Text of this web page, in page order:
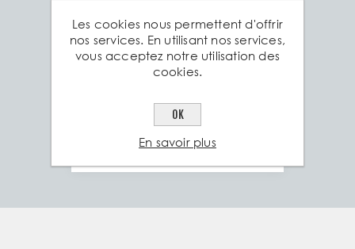
brise-vents, garde-corps,
tuyaux, et structures.
• Industrie automobile :
et de pièces de châssis pour
des véhicules plus durables.
Les cookies nous permettent d'offrir
nos services. En utilisant nos services,
vous acceptez notre utilisation des
cookies.
OK
En savoir plus